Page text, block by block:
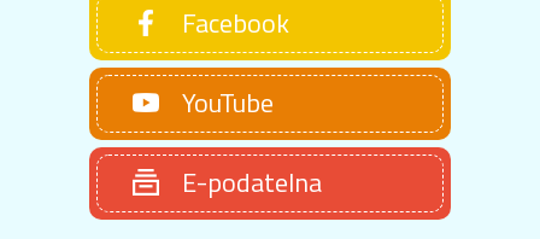
Facebook
YouTube
E-podatelna